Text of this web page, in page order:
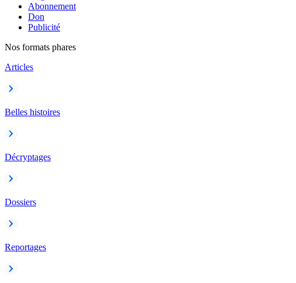
Abonnement
Don
Publicité
Nos formats phares
Articles
Belles histoires
Décryptages
Dossiers
Reportages